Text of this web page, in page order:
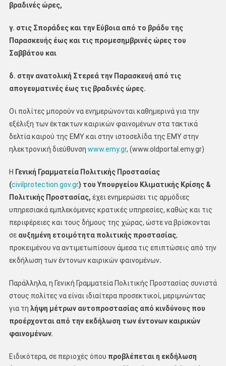
βραδινές ώρες,
γ. στις Σποράδες και την Εύβοια από το βράδυ της
Παρασκευής έως και τις προμεσημβρινές ώρες του
Σαββάτου και
δ. στην ανατολική Στερεά την Παρασκευή από τις
απογευματινές έως τις βραδινές ώρες.
Οι πολίτες μπορούν να ενημερώνονται καθημερινά για την
εξέλιξη των έκτακτων καιρικών φαινομένων στα τακτικά
δελτία καιρού της ΕΜΥ και στην ιστοσελίδα της ΕΜΥ στην
ηλεκτρονική διεύθυνση www.emy.gr, (www.oldportal.emy.gr)
Η Γενική Γραμματεία Πολιτικής Προστασίας
(civilprotection.gov.gr) του Υπουργείου Κλιματικής Κρίσης &
Πολιτικής Προστασίας, έχει ενημερώσει τις αρμόδιες
υπηρεσιακά εμπλεκόμενες κρατικές υπηρεσίες, καθώς και τις
περιφέρειες και τους δήμους της χώρας, ώστε να βρίσκονται
σε αυξημένη ετοιμότητα πολιτικής προστασίας,
προκειμένου να αντιμετωπίσουν άμεσα τις επιπτώσεις από την
εκδήλωση των έντονων καιρικών φαινομένων.
Παράλληλα, η Γενική Γραμματεία Πολιτικής Προστασίας συνιστά
στους πολίτες να είναι ιδιαίτερα προσεκτικοί, μεριμνώντας
για τη λήψη μέτρων αυτοπροστασίαςαπό κινδύνους που
προέρχονται από την εκδήλωση των έντονων καιρικών
φαινομένων.
Ειδικότερα, σε περιοχές όπου προβλέπεται η εκδήλωση